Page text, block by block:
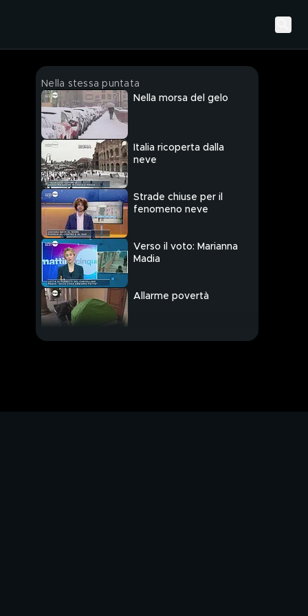
Nella stessa puntata
Nella morsa del gelo
Italia ricoperta dalla
neve
Strade chiuse per il
fenomeno neve
Verso il voto: Marianna
Madia
Allarme povertà